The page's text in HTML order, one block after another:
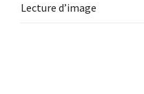
Lecture d’image